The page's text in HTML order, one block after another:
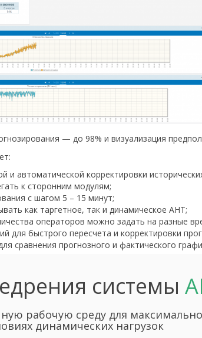
— до 98% и визуализация
и автоматической корректировки
к сторонним модулям;
с шагом 5 – 15 минут;
как таргетное, так и динамическое AHT;
операторов можно задать на разные
для быстрого пересчета и корректировки
сравнения прогнозного и фактического
системы
рабочую среду для
динамических нагрузок